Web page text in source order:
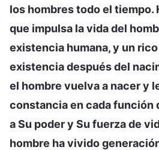
los hombres todo el tiempo.
que impulsa la vida del
existencia humana, y un
existencia después del
el hombre vuelva a nacer y
constancia en cada función
a Su poder y Su fuerza de
hombre ha vivido